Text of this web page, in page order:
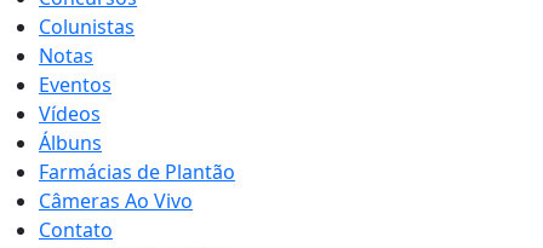
Colunistas
Notas
Eventos
Vídeos
Álbuns
Farmácias de Plantão
Câmeras Ao Vivo
Contato